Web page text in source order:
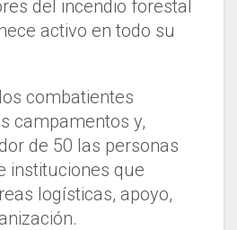
del incendio forestal
activo en todo su
combatientes
campamentos y,
de 50 las personas
instituciones que
logísticas, apoyo,